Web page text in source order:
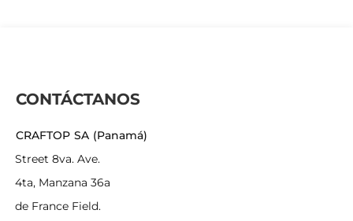
CONTÁCTANOS
CRAFTOP SA (Panamá)
Street 8va. Ave.
4ta, Manzana 36a
de France Field.